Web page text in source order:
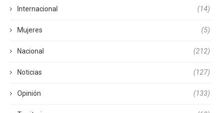
Internacional (14)
Mujeres (5)
Nacional (212)
Noticias (127)
Opinión (133)